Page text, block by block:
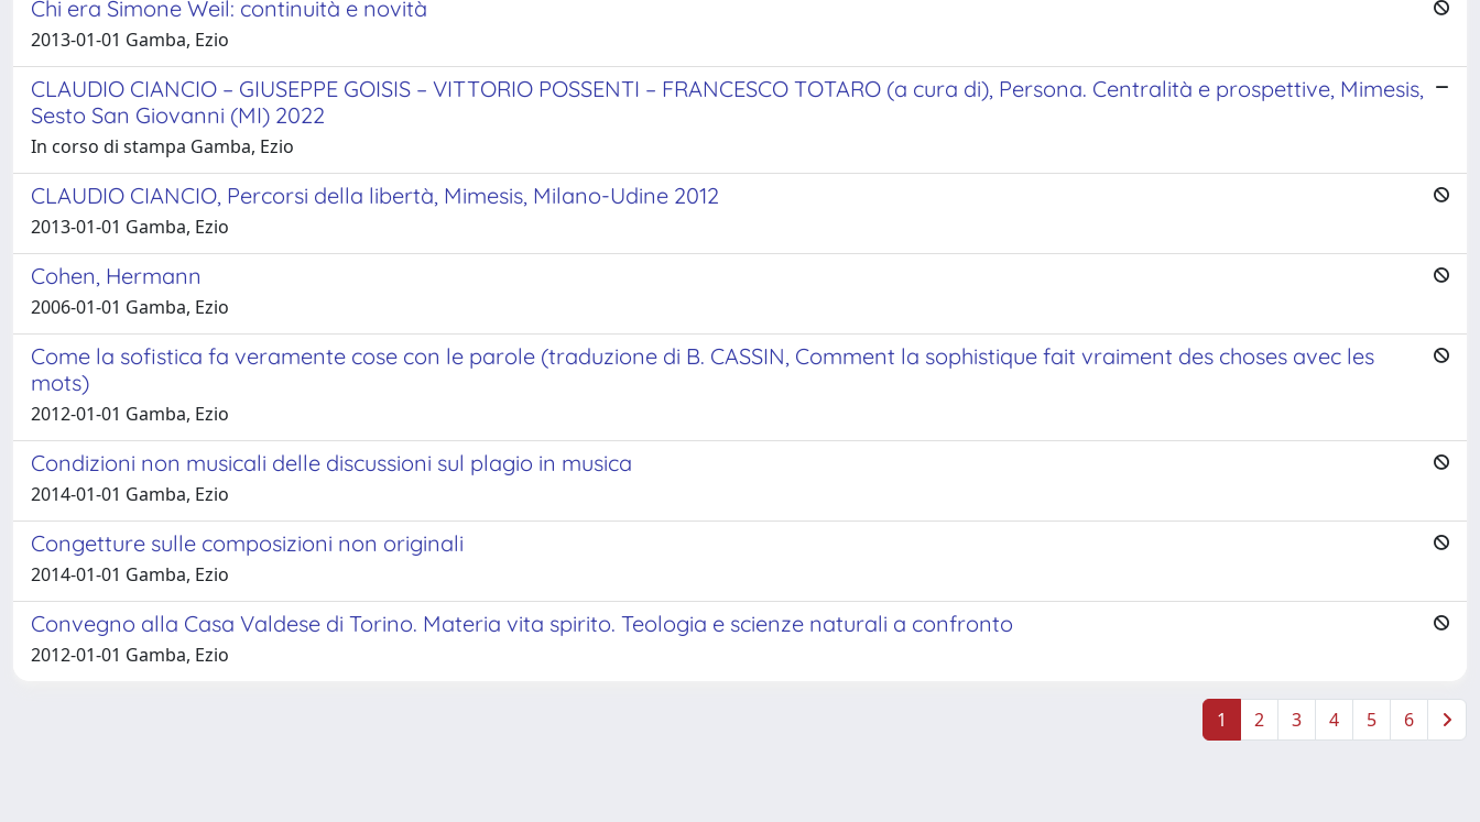
Chi era Simone Weil: continuità e novità
2013-01-01 Gamba, Ezio
CLAUDIO CIANCIO – GIUSEPPE GOISIS – VITTORIO POSSENTI – FRANCESCO TOTARO (a cura di), Persona. Centralità e prospettive, Mimesis,
Sesto San Giovanni (MI) 2022
In corso di stampa Gamba, Ezio
CLAUDIO CIANCIO, Percorsi della libertà, Mimesis, Milano-Udine 2012
2013-01-01 Gamba, Ezio
Cohen, Hermann
2006-01-01 Gamba, Ezio
Come la sofistica fa veramente cose con le parole (traduzione di B. CASSIN, Comment la sophistique fait vraiment des choses avec les
mots)
2012-01-01 Gamba, Ezio
Condizioni non musicali delle discussioni sul plagio in musica
2014-01-01 Gamba, Ezio
Congetture sulle composizioni non originali
2014-01-01 Gamba, Ezio
Convegno alla Casa Valdese di Torino. Materia vita spirito. Teologia e scienze naturali a confronto
2012-01-01 Gamba, Ezio
1 2 3 4 5 6